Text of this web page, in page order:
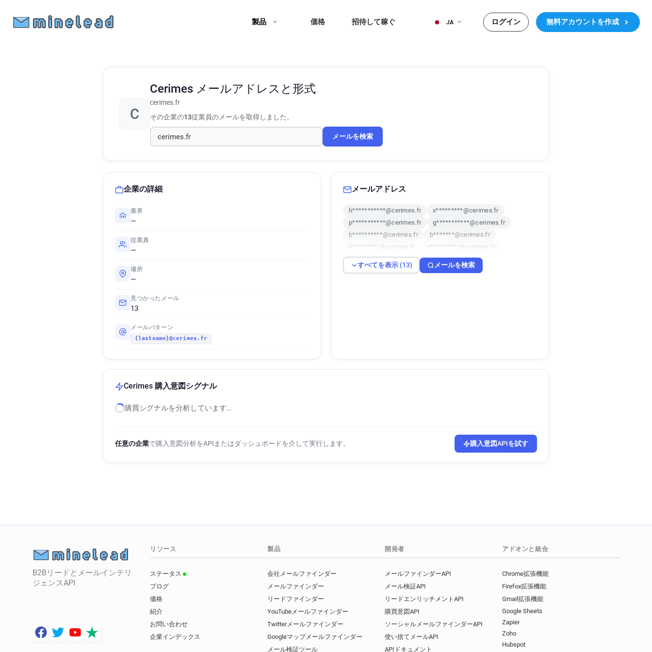
製品 価格 招待して稼ぐ JA ログイン 無料アカウントを作成
C
Cerimes メールアドレスと形式
cerimes.fr
その企業の13従業員のメールを取得しました。
メールを検索
企業の詳細
業界
—
従業員
—
場所
—
見つかったメール
13
メールパターン
{lastname}@cerimes.fr
メールアドレス
h***********@cerimes.fr
x*********@cerimes.fr
p***********@cerimes.fr
g***********@cerimes.fr
b**********@cerimes.fr
b*******@cerimes.fr
h*********@cerimes.fr
y**********@cerimes.fr
d**********@cerimes.fr
s************@cerimes.fr
v*********@cerimes.fr
e***********@cerimes.fr
すべてを表示 (13) メールを検索
Cerimes 購入意図シグナル
購買シグナルを分析しています…
任意の企業で購入意図分析をAPIまたはダッシュボードを介して実行します。 購入意図APIを試す
B2Bリードとメールインテリ
ジェンスAPI
リソース
ステータス
ブログ
価格
紹介
お問い合わせ
企業インデックス
製品
会社メールファインダー
メールファインダー
リードファインダー
YouTubeメールファインダー
Twitterメールファインダー
Googleマップメールファインダー
メール検証ツール
開発者
メールファインダーAPI
メール検証API
リードエンリッチメントAPI
購買意図API
ソーシャルメールファインダーAPI
使い捨てメールAPI
APIドキュメント
アドオンと統合
Chrome拡張機能
Firefox拡張機能
Gmail拡張機能
Google Sheets
Zapier
Zoho
Hubspot